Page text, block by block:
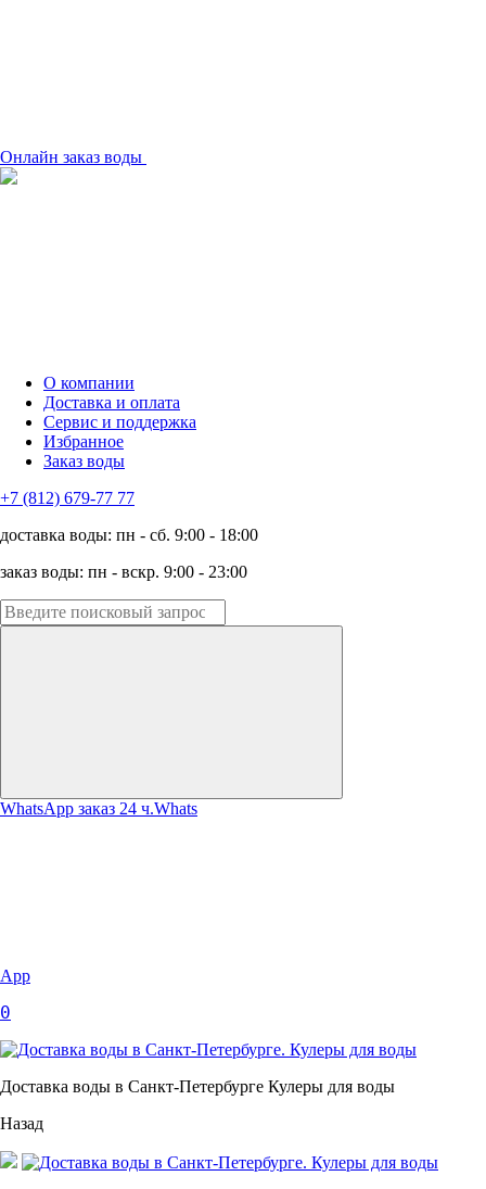
Онлайн заказ воды
О компании
Доставка и оплата
Сервис и поддержка
Избранное
Заказ воды
+7 (812) 679-77 77
доставка воды: пн - сб. 9:00 - 18:00
заказ воды: пн - вскр. 9:00 - 23:00
WhatsApp заказ 24 ч.Whats
App
0
Доставка воды в Санкт-Петербурге Кулеры для воды
Назад